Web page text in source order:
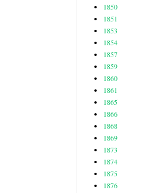
1850
1851
1853
1854
1857
1859
1860
1861
1865
1866
1868
1869
1873
1874
1875
1876